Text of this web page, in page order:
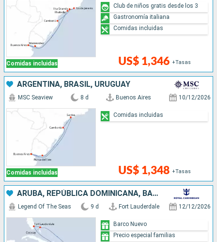
Comidas incluidas US$ 1,346 +Tasas
Club de niños gratis desde los 3
Gastronomía italiana
Comidas incluidas
ARGENTINA, BRASIL, URUGUAY
Comidas incluidas
MSC Seaview 8 d Buenos Aires 10/12/2026
US$ 1,348 +Tasas
Comidas incluidas
ARUBA, REPÚBLICA DOMINICANA, BAHAMAS, ESTADOS UNIDOS
Legend Of The Seas 9 d Fort Lauderdale 12/12/2026
Barco Nuevo
Precio especial familias